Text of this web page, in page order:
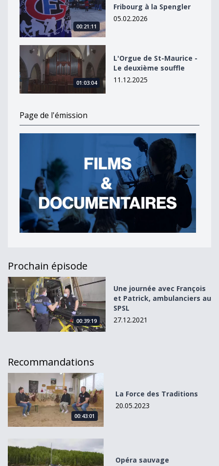
00:21:11
Fribourg à la Spengler
05.02.2026
L&#039;Orgue de St-Maurice - Le deuxième souffle
01:03:04
L'Orgue de St-Maurice -
Le deuxième souffle
11.12.2025
Page de l'émission
Prochain épisode
Une journée avec François et Patrick, ambulanciers au
00:39:19
Une journée avec François
et Patrick, ambulanciers au
SPSL
27.12.2021
Recommandations
La Force des Traditions
00:43:01
La Force des Traditions
20.05.2023
Opéra sauvage
Opéra sauvage